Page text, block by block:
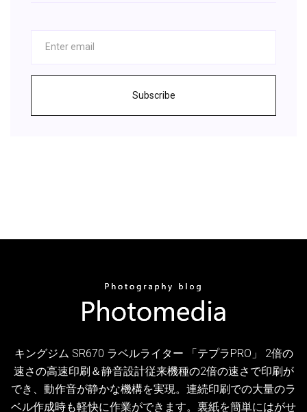
Subscribe
キングジム SR670 ラベルライター 「テプラPRO」 2倍の
速さの高速印刷＆静音設計従来機種の2倍の速さで印刷が
でき、動作音が静かな機構を実現。連続印刷での大量のラ
ベル作成時も軽快に作業ができます。裏紙を簡単にはがせ